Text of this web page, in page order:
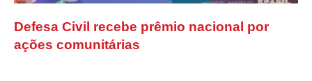
Defesa Civil recebe prêmio nacional por
ações comunitárias